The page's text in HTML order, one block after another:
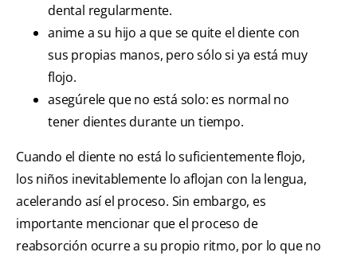
dental regularmente.
anime a su hijo a que se quite el diente con
sus propias manos, pero sólo si ya está muy
flojo.
asegúrele que no está solo: es normal no
tener dientes durante un tiempo.
Cuando el diente no está lo suficientemente flojo,
los niños inevitablemente lo aflojan con la lengua,
acelerando así el proceso. Sin embargo, es
importante mencionar que el proceso de
reabsorción ocurre a su propio ritmo, por lo que no